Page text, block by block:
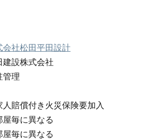
会社松田平田設計
株式会社
理
付き火災保険要加入
に異なる
に異なる